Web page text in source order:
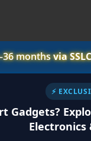
monthsvia
⚡
Gadgets?
Electronics